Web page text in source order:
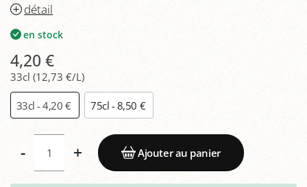
détail
en stock
4,20 €
33cl (12,73 €/L)
33cl - 4,20 € 75cl - 8,50 €
- + Ajouter au panier